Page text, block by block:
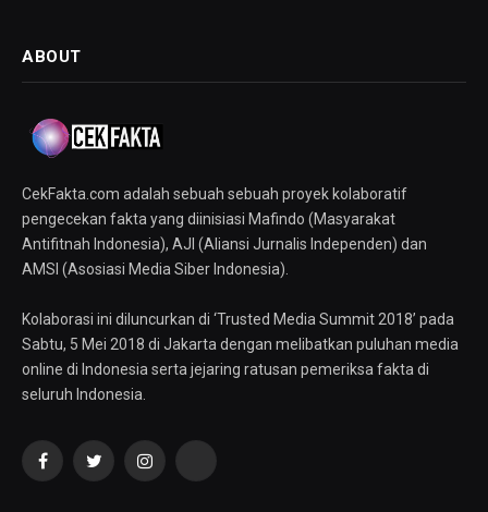
ABOUT
CekFakta.com adalah sebuah sebuah proyek kolaboratif
pengecekan fakta yang diinisiasi Mafindo (Masyarakat
Antifitnah Indonesia), AJI (Aliansi Jurnalis Independen) dan
AMSI (Asosiasi Media Siber Indonesia).
Kolaborasi ini diluncurkan di ‘Trusted Media Summit 2018’ pada
Sabtu, 5 Mei 2018 di Jakarta dengan melibatkan puluhan media
online di Indonesia serta jejaring ratusan pemeriksa fakta di
seluruh Indonesia.
FacebookTwitterInstagramYouTube